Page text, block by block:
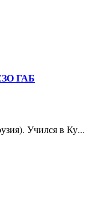
ГАБ
Учился в Ку...